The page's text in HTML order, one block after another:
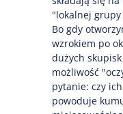
"lokalnej grupy
Bo gdy
wzrokiem po
dużych
możliwość
pytanie: czy
powoduje